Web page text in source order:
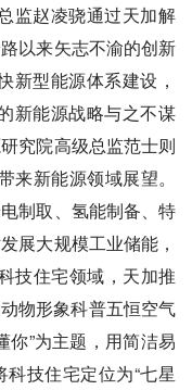
监赵凌骁通过天加解
以来矢志不渝的创新
新型能源体系建设，
新能源战略与之不谋
究院高级总监范士则
来新能源领域展望。
制取、氢能制备、特
展大规模工业储能，
技住宅领域，天加推
物形象科普五恒空气
你”为主题，用简洁易
技住宅定位为“七星